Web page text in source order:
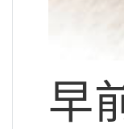
早